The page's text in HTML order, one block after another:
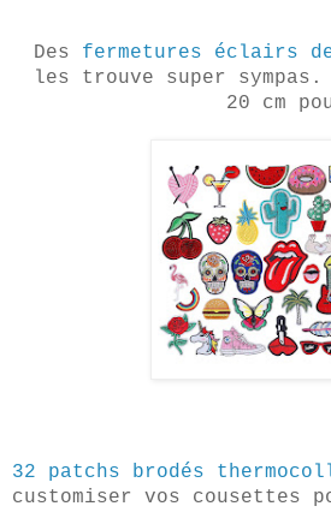
Des fermetures éclairs
les trouve super
20 cm
32 patchs brodés
customiser vos cousettes